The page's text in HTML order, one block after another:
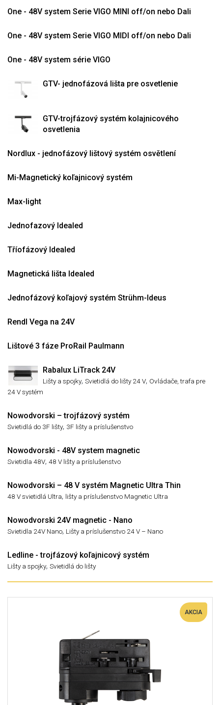
One - 48V system Serie VIGO MINI off/on nebo Dali
One - 48V system Serie VIGO MIDI off/on nebo Dali
One - 48V system série VIGO
GTV- jednofázová lišta pre osvetlenie
GTV-trojfázový systém kolajnicového
osvetlenia
Nordlux - jednofázový lištový systém osvětlení
Mi-Magnetický koľajnicový systém
Max-light
Jednofazový Idealed
Tříofázový Idealed
Magnetická lišta Idealed
Jednofázový koľajový systém Strühm-Ideus
Rendl Vega na 24V
Lištové 3 fáze ProRail Paulmann
Rabalux LiTrack 24V
Lišty a spojky,Svietidlá do lišty 24 V, Ovládače, trafa pre
24 V systém
Nowodvorski – trojfázový systém
Svietidlá do 3F lišty, 3F lišty a príslušenstvo
Nowodvorski - 48V system magnetic
Svietidla 48V, 48 V lišty a príslušenstvo
Nowodvorski – 48 V systém Magnetic Ultra Thin
48 V svietidlá Ultra, lišty a príslušenstvo Magnetic Ultra
Nowodvorski 24V magnetic - Nano
Svietidla 24V Nano, Lišty a príslušenstvo 24 V – Nano
Ledline - trojfázový koľajnicový systém
Lišty a spojky, Svietidlá do lišty
AKCIA